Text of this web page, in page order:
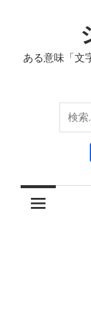
ン
ある意味「文
索: